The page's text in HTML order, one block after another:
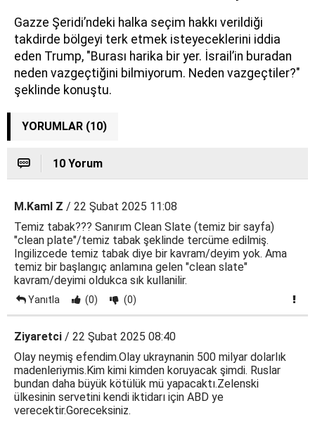
Gazze Şeridi’ndeki halka seçim hakkı verildiği
takdirde bölgeyi terk etmek isteyeceklerini iddia
eden Trump, "Burası harika bir yer. İsrail’in buradan
neden vazgeçtiğini bilmiyorum. Neden vazgeçtiler?"
şeklinde konuştu.
YORUMLAR (10)
10 Yorum
M.Kaml Z / 22 Şubat 2025 11:08
Temiz tabak??? Sanırım Clean Slate (temiz bir sayfa)
"clean plate"/temiz tabak şeklinde tercüme edilmiş.
Ingilizcede temiz tabak diye bir kavram/deyim yok. Ama
temiz bir başlangıç anlamına gelen "clean slate"
kavram/deyimi oldukca sık kullanilir.
Yanıtla (0) (0)
Ziyaretci / 22 Şubat 2025 08:40
Olay neymiş efendim.Olay ukraynanin 500 milyar dolarlık
madenleriymis.Kim kimi kimden koruyacak şimdi. Ruslar
bundan daha büyük kötülük mü yapacaktı.Zelenski
ülkesinin servetini kendi iktidarı için ABD ye
verecektir.Goreceksiniz.